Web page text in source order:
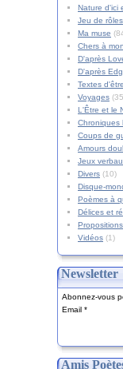
Nature d'ici
Jeu de rôles
Ma muse
Chers à
D'après
D'après
Textes
Voyages
L'Être et le
Chroniques
Coups de
Amours
Jeux
Divers (10)
Disque-
Poèmes à
Délices et
Vidéos (1)
Newsletter
Abonnez-vous
Email
Amis